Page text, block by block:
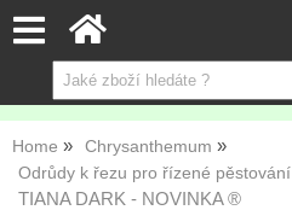
Home
Chrysanthemum
Odrůdy k řezu pro řízené pěstování
TIANA DARK - NOVINKA ®